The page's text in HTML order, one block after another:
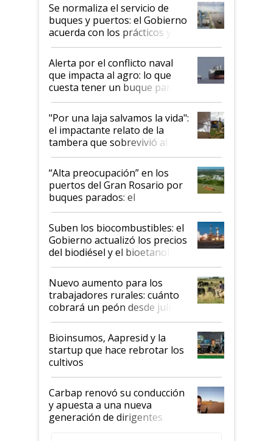
Se normaliza el servicio de
buques y puertos: el Gobierno
acuerda con los prácticos y
suspende el decreto de
desregulación
Alerta por el conflicto naval
que impacta al agro: lo que
cuesta tener un buque parado
y el peligro de que Argentina
pase a ser "país sucio"
"Por una laja salvamos la vida":
el impactante relato de la
tambera que sobrevivió al
tornado
“Alta preocupación” en los
puertos del Gran Rosario por
buques parados: el
funcionamiento de las
exportadoras en tensión tras
la medida de fuerza de los
prácticos
Suben los biocombustibles: el
Gobierno actualizó los precios
del biodiésel y el bioetanol
Nuevo aumento para los
trabajadores rurales: cuánto
cobrará un peón desde julio
Bioinsumos, Aapresid y la
startup que hace rebrotar los
cultivos
Carbap renovó su conducción
y apuesta a una nueva
generación de dirigentes